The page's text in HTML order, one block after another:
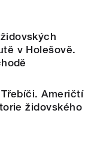
v Holešově.
Američtí
židovského